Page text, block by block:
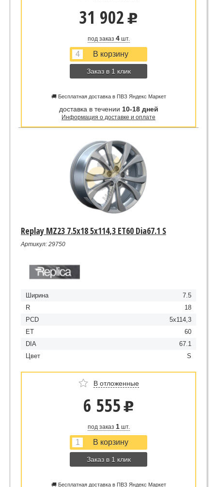
31 902 u
под заказ 4шт.
Заказ в 1 клик
🚚 Бесплатная доставка в ПВЗ Яндекс Маркет
доставка в течении 10-18 дней
Информация о доставке и оплате
Replay MZ23 7.5x18 5x114,3 ET60 Dia67.1 S
Артикул: 29750
Ширина
7.5
R
18
PCD
5x114,3
ET
60
DIA
67.1
Цвет
S
В отложенные
6 555 u
под заказ 1шт.
Заказ в 1 клик
🚚 Бесплатная доставка в ПВЗ Яндекс Маркет